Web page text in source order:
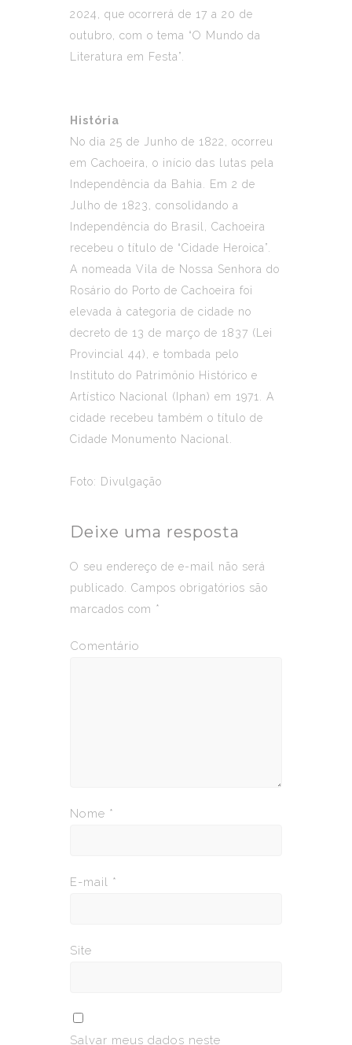
2024, que ocorrerá de 17 a 20 de
outubro, com o tema “O Mundo da
Literatura em Festa”.
História
No dia 25 de Junho de 1822, ocorreu
em Cachoeira, o início das lutas pela
Independência da Bahia. Em 2 de
Julho de 1823, consolidando a
Independência do Brasil, Cachoeira
recebeu o título de “Cidade Heroica”.
A nomeada Vila de Nossa Senhora do
Rosário do Porto de Cachoeira foi
elevada à categoria de cidade no
decreto de 13 de março de 1837 (Lei
Provincial 44), e tombada pelo
Instituto do Patrimônio Histórico e
Artístico Nacional (Iphan) em 1971. A
cidade recebeu também o título de
Cidade Monumento Nacional.
Foto: Divulgação
Deixe uma resposta
O seu endereço de e-mail não será
publicado.
Campos obrigatórios são
marcados com *
Comentário
Nome *
E-mail *
Site
Salvar meus dados neste